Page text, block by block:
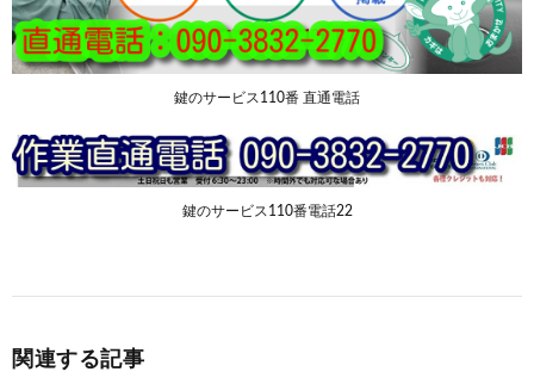
鍵のサービス110番 直通電話
鍵のサービス110番電話22
関連する記事